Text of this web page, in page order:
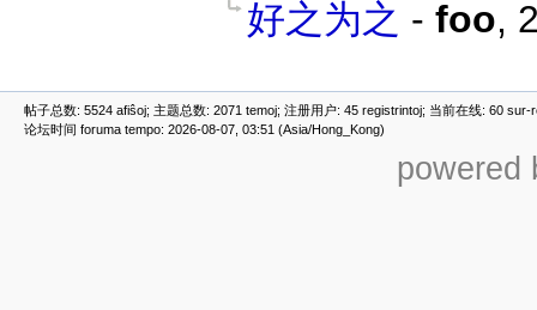
好之为之 - foo,
帖子总数: 5524 afiŝoj; 主题总数: 2071 temoj; 注册用户: 45 registrintoj; 当前在线: 60
论坛时间 foruma tempo: 2026-08-07, 03:51 (Asia/Hong_Kong)
powered